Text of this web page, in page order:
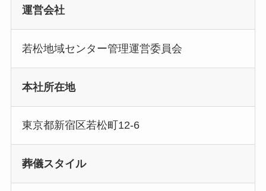
運営会社
若松地域センター管理運営委員会
本社所在地
東京都新宿区若松町12-6
葬儀スタイル